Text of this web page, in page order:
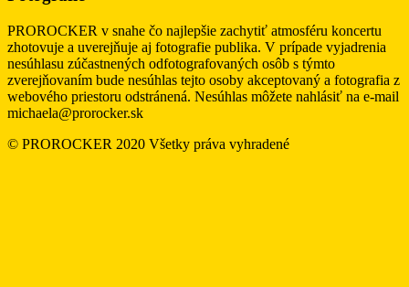
PROROCKER v snahe čo najlepšie zachytiť atmosféru koncertu
zhotovuje a uverejňuje aj fotografie publika. V prípade vyjadrenia
nesúhlasu zúčastnených odfotografovaných osôb s týmto
zverejňovaním bude nesúhlas tejto osoby akceptovaný a fotografia z
webového priestoru odstránená. Nesúhlas môžete nahlásiť na e-mail
michaela@prorocker.sk
© PROROCKER 2020 Všetky práva vyhradené